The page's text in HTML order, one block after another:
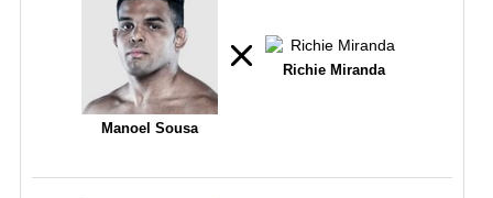
Manoel Sousa
Richie Miranda